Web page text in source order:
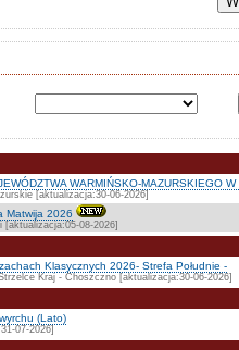
WARMIŃSKO-MAZURSKIEGO
[aktualizacja:30-06-2026]
Matwija 2026
[aktualizacja:05-08-2026]
Klasycznych 2026- Strefa Południe -
Kraj - Choszczno [aktualizacja:30-06-2026]
(Lato)
07-2026]